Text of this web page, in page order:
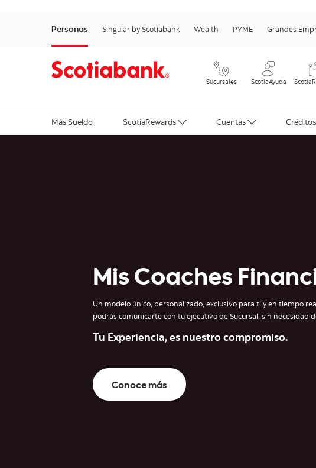
Personas Singular by Scotiabank Wealth PYME Grandes
Sucursales ScotiaAyuda
Más Sueldo ScotiaRewards Cuentas Créditos
Mis Coaches
Un modelo único, personalizado, exclusivo para ti y en tiempo
podrás comunicarte con tu ejecutivo de Sucursal, sin necesidad
Tu Experiencia, es nuestro compromiso.​
Conoce más